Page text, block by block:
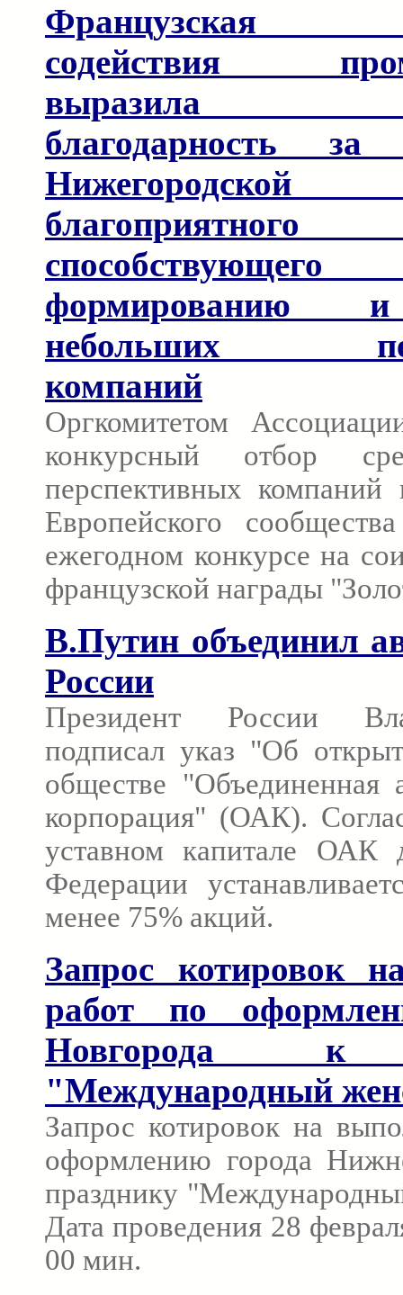
Французская
содействия
выразила
благодарность
формированию
небольших
компаний
Оргкомитетом
конкурсный отбор
перспективных
Европейского
ежегодном конкурсе на
французской награды
В.Путин объединил
России
Президент России
подписал указ "Об
обществе "Объединенная
корпорация" (ОАК).
уставном капитале ОАК
Федерации
менее 75% акций.
Запрос котировок
работ по
Новгорода к
"Международный
Запрос котировок на
оформлению города
празднику
Дата проведения 28
00 мин.